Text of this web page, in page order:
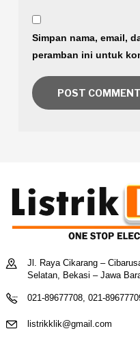
Simpan nama, email,
peramban ini untuk
Jl. Raya Cikarang –
Selatan, Bekasi – Jawa
021-89677708, 021-
listrikklik@gmail.com